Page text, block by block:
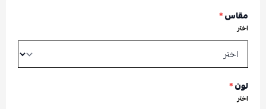
مقاس*
اختر
لون*
اختر